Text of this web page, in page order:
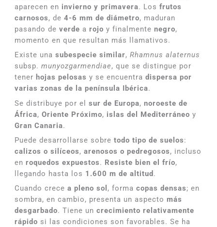
aparecen en invierno y primavera. Los frutos
carnosos, de 4-6 mm de diámetro, maduran
pasando de verde a rojo y finalmente negro,
momento en que resultan más llamativos.
Existe una subespecie similar, Rhamnus alaternus
subsp. munyozgarmendiae, que se distingue por
tener hojas pelosas y se encuentra dispersa por
varias zonas de la península Ibérica.
Se distribuye por el sur de Europa, noroeste de
África, Oriente Próximo, islas del Mediterráneo y
Gran Canaria.
Puede desarrollarse sobre todo tipo de suelos:
calizos o silíceos, arenosos o pedregosos, incluso
en roquedos expuestos. Resiste bien el frío,
llegando hasta los 1.600 m de altitud .
Cuando crece a pleno sol , forma copas densas; en
sombra, en cambio, presenta un aspecto más
desgarbado. Tiene un crecimiento relativamente
rápido si las condiciones son favorables. Se ha